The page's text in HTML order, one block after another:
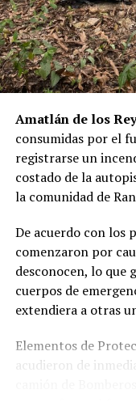
El caso evidenció
corporación
autoridades
reforzamiento de
públicos
La sentencia
derivados de aquel
responsabilidad
relacionados con la
públicos.
Amatlán de los
consumidas por el
registrarse un
costado de la
la comunidad de
De acuerdo con los
comenzaron por
desconocen, lo que
cuerpos de
extendiera a otras
Elementos de
acudieron de